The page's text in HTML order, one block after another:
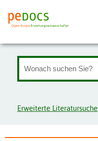
Erweiterte Literatursuche